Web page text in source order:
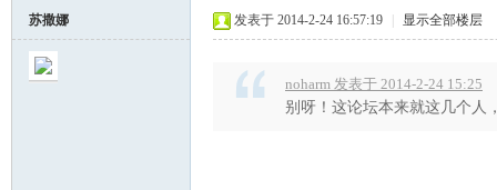
苏撒娜 发表于 2014-2-24 16:57:19 显示全部楼层
noharm 发表于 2014-2-24 15:25
别呀！这论坛本来就这几个人